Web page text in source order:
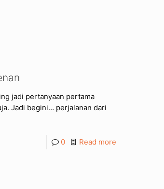
jadi pertanyaan pertama
Jadi begini… perjalanan dari
0 Read more